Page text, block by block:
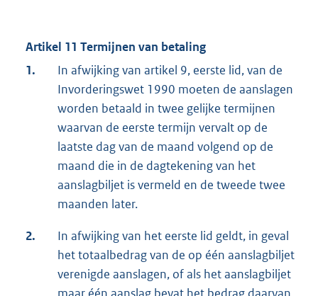
Artikel 11 Termijnen van betaling
1.
In afwijking van artikel 9, eerste lid, van de
Invorderingswet 1990 moeten de aanslagen
worden betaald in twee gelijke termijnen
waarvan de eerste termijn vervalt op de
laatste dag van de maand volgend op de
maand die in de dagtekening van het
aanslagbiljet is vermeld en de tweede twee
maanden later.
2.
In afwijking van het eerste lid geldt, in geval
het totaalbedrag van de op één aanslagbiljet
verenigde aanslagen, of als het aanslagbiljet